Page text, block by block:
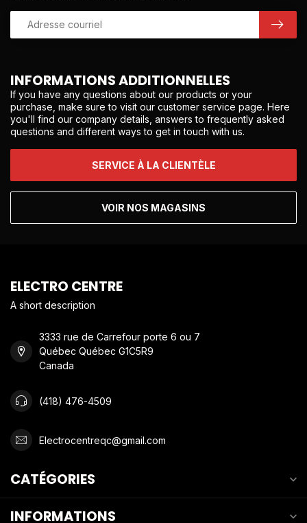
INFORMATIONS ADDITIONNELLES
If you have any questions about our products or your
purchase, make sure to visit our customer service page. Here
you'll find our company details, answers to frequently asked
questions and different ways to get in touch with us.
SERVICE À LA CLIENTÈLE
VOIR NOS MAGASINS
ELECTRO CENTRE
A short description
3333 rue de Carrefour porte 6 ou 7
Québec Québec G1C5R9
Canada
(418) 476-4509
Electrocentreqc@gmail.com
CATÉGORIES
INFORMATIONS